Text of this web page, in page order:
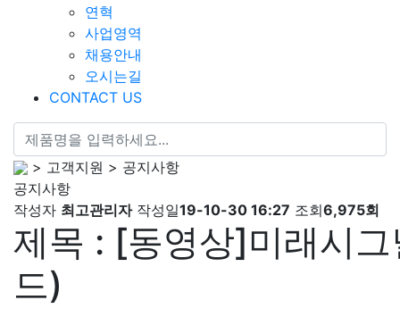
연혁
사업영역
채용안내
오시는길
CONTACT US
> 고객지원 > 공지사항
공지사항
작성자 최고관리자 작성일19-10-30 16:27 조회6,975회
제목 : [동영상]미래시
드)